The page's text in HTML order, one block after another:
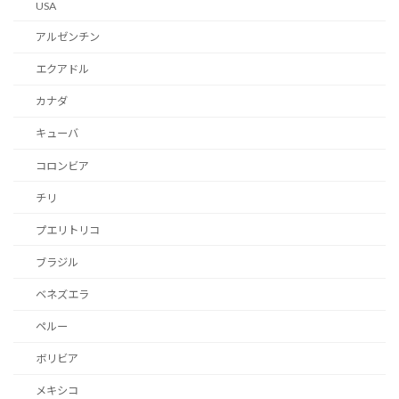
USA
アルゼンチン
エクアドル
カナダ
キューバ
コロンビア
チリ
プエリトリコ
ブラジル
ベネズエラ
ペルー
ボリビア
メキシコ